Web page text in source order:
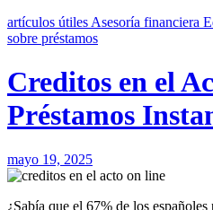
artículos útiles Asesoría financiera
sobre préstamos
Creditos en el
Préstamos
mayo 19, 2025
¿Sabía que el 67% de los españoles prefiere solicitar financiación